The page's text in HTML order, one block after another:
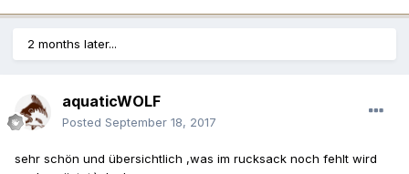
2 months later...
aquaticWOLF
Posted September 18, 2017
sehr schön und übersichtlich ,was im rucksack noch fehlt wird